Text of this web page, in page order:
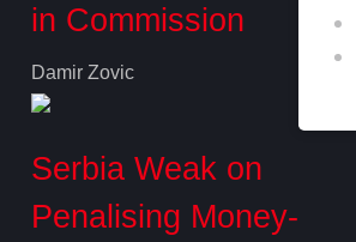
in Commission
Damir Zovic
Serbia Weak on
Penalising Money-